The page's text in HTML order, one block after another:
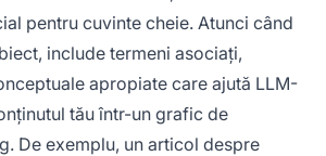
pentru cuvinte cheie. Atunci când
include termeni asociați,
apropiate care ajută LLM-
tău într-un grafic de
De exemplu, un articol despre